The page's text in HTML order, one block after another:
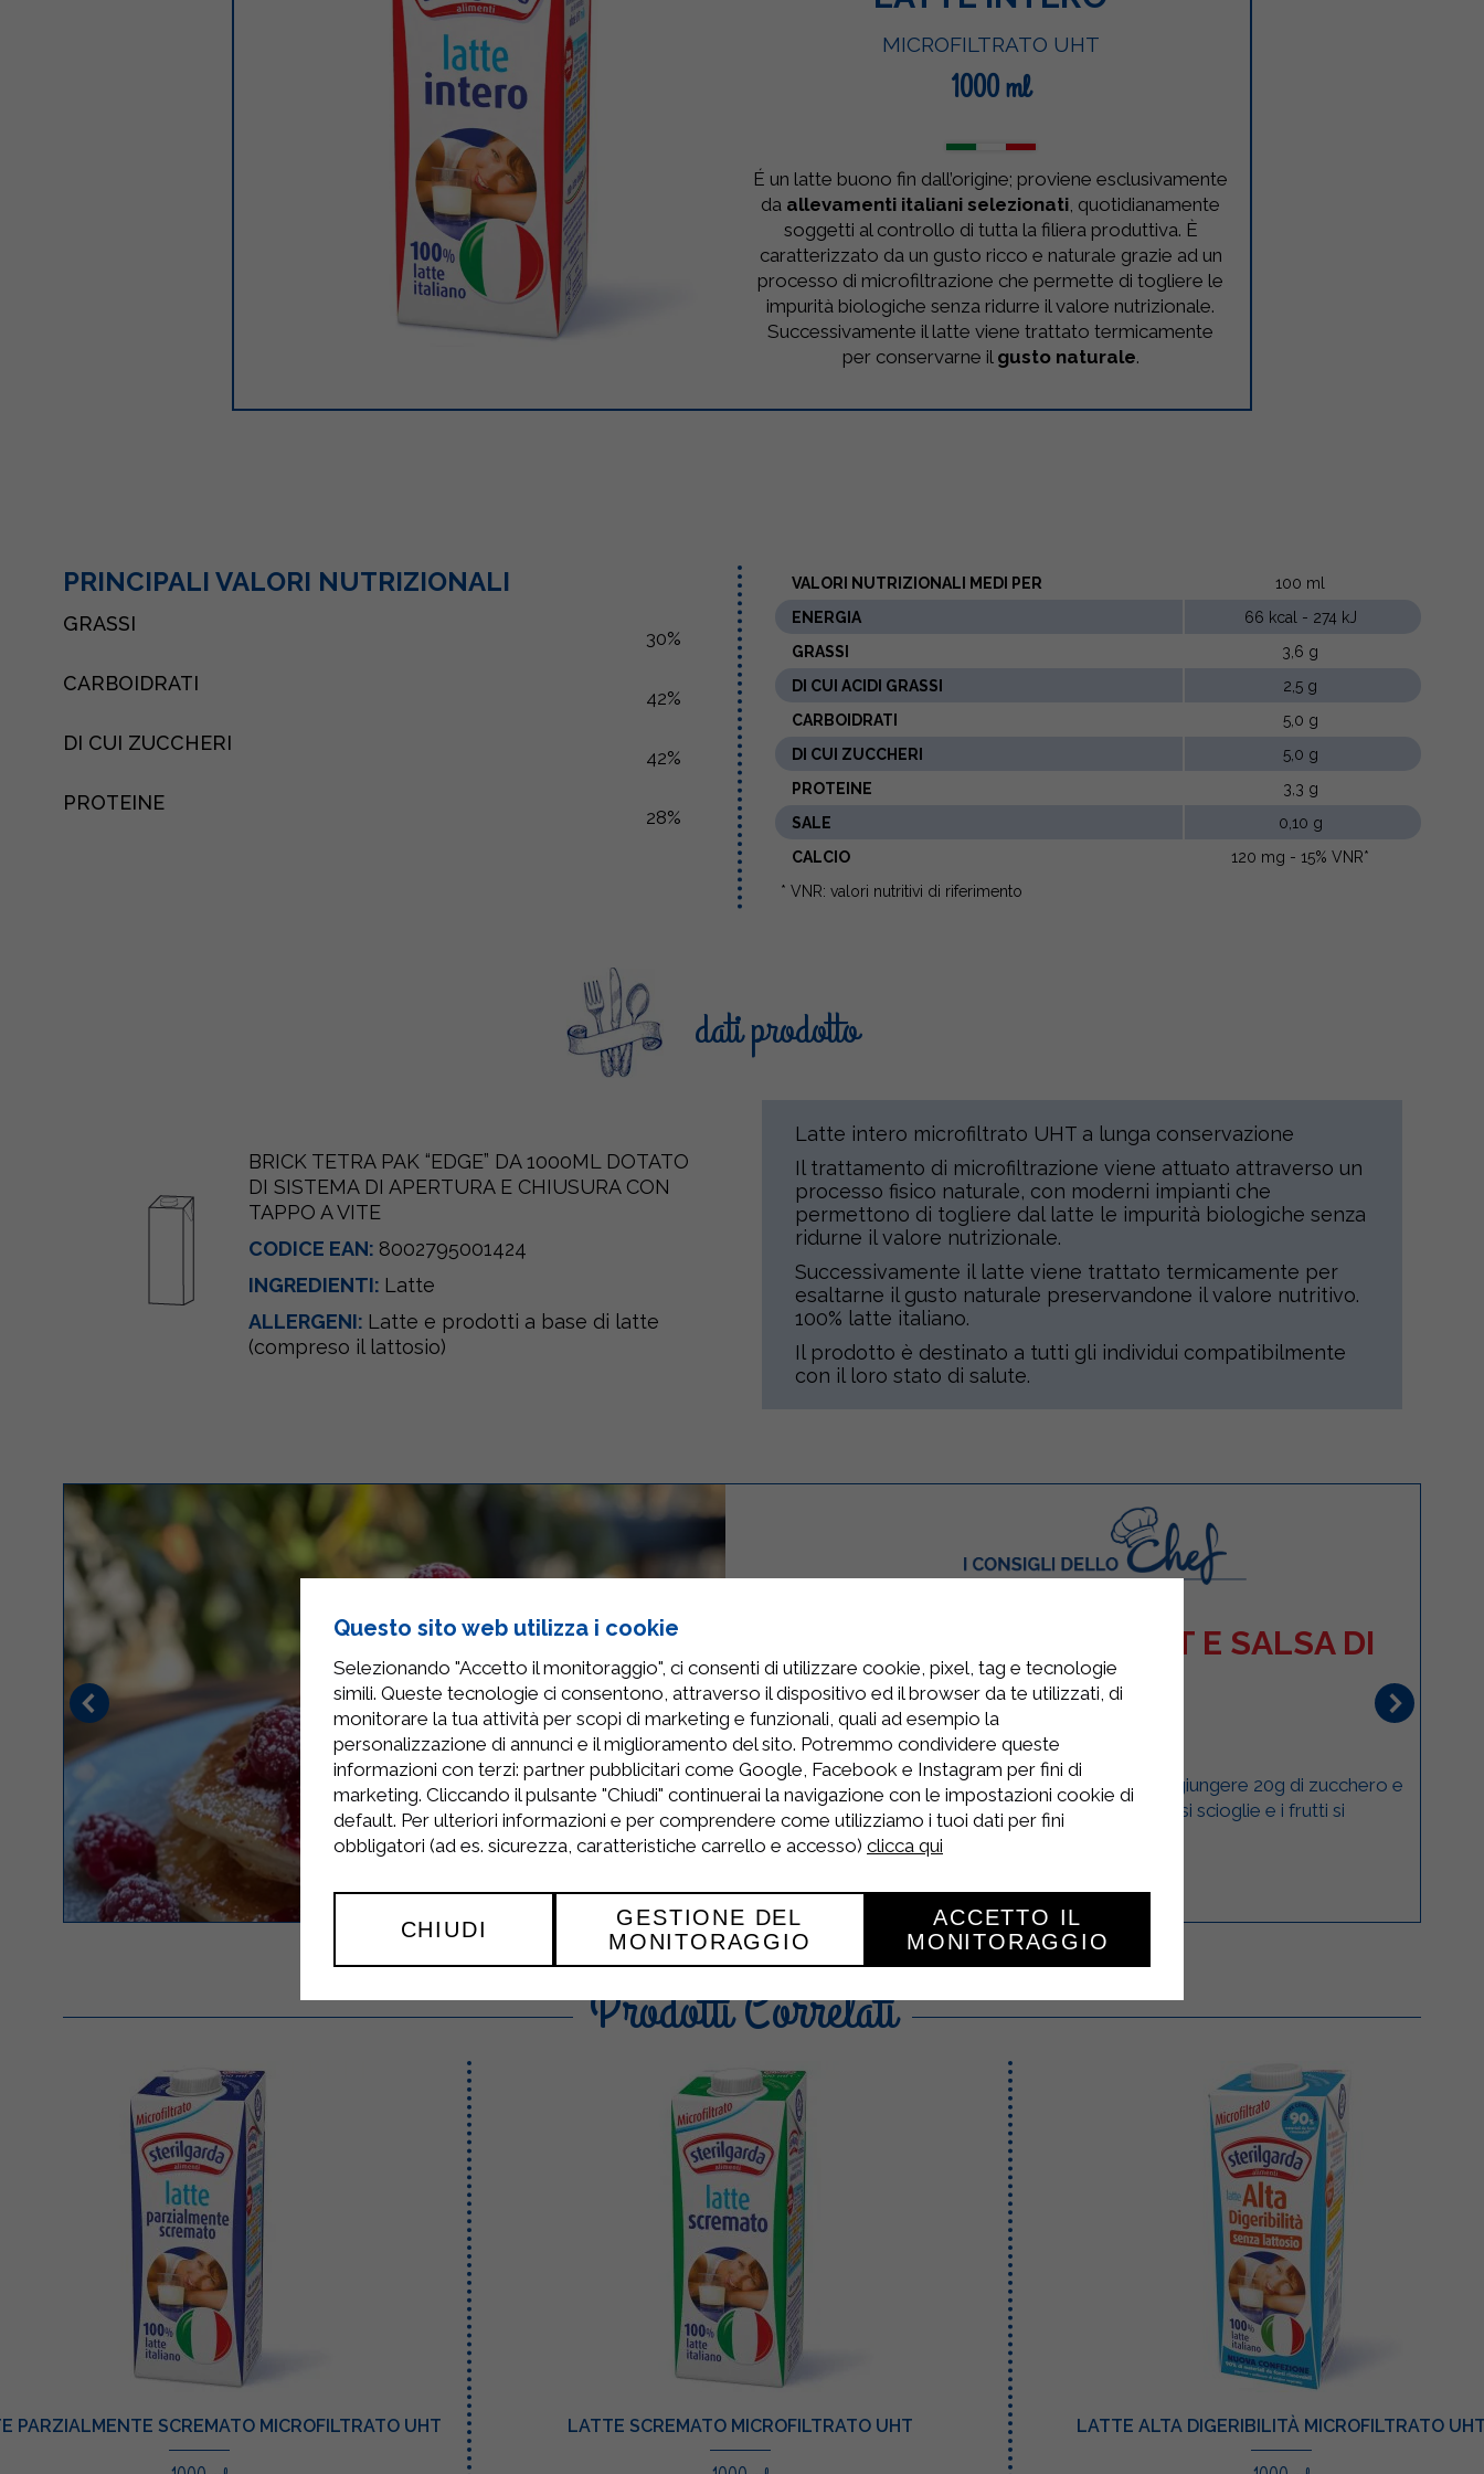
MICROFILTRATO UHT
1000 ml
É un latte buono fin dall’origine; proviene esclusivamente
da allevamenti italiani selezionati, quotidianamente
soggetti al controllo di tutta la filiera produttiva. È
caratterizzato da un gusto ricco e naturale grazie ad un
processo di microfiltrazione che permette di togliere le
impurità biologiche senza ridurre il valore nutrizionale.
Successivamente il latte viene trattato termicamente
per conservarne il gusto naturale.
PRINCIPALI VALORI NUTRIZIONALI
GRASSI
30%
CARBOIDRATI
42%
DI CUI ZUCCHERI
42%
PROTEINE
28%
VALORI NUTRIZIONALI MEDI PER
100 ml
ENERGIA
66 kcal - 274 kJ
GRASSI
3,6 g
DI CUI ACIDI GRASSI
2,5 g
CARBOIDRATI
5,0 g
DI CUI ZUCCHERI
5,0 g
PROTEINE
3,3 g
SALE
0,10 g
CALCIO
120 mg - 15% VNR*
* VNR: valori nutritivi di riferimento
dati prodotto
BRICK TETRA PAK “EDGE” DA 1000ML DOTATO
DI SISTEMA DI APERTURA E CHIUSURA CON
TAPPO A VITE
CODICE EAN: 8002795001424
INGREDIENTI: Latte
ALLERGENI: Latte e prodotti a base di latte
(compreso il lattosio)
Latte intero microfiltrato UHT a lunga conservazione
Il trattamento di microfiltrazione viene attuato attraverso un
processo fisico naturale, con moderni impianti che
permettono di togliere dal latte le impurità biologiche senza
ridurne il valore nutrizionale.
Successivamente il latte viene trattato termicamente per
esaltarne il gusto naturale preservandone il valore nutritivo.
100% latte italiano.
Il prodotto è destinato a tutti gli individui compatibilmente
con il loro stato di salute.
PANCAKE ALLO YOGURT E SALSA DI
LAMPONI
Per la salsa versare i lamponi in un pentolino, aggiungere 20g di zucchero e
cuocere mescolando finché lo zucchero si scioglie e i frutti si
ammorbidiscono. ...
Prodotti Correlati
PARZIALMENTE SCREMATO MICROFILTRATO UHT LATTE SCREMATO MICROFILTRATO UHT LATTE ALTA DIGERIBILITÀ MICROFILTRATO
Questo sito web utilizza i cookie
Selezionando "Accetto il monitoraggio", ci consenti di utilizzare cookie, pixel, tag e tecnologie
simili. Queste tecnologie ci consentono, attraverso il dispositivo ed il browser da te utilizzati, di
monitorare la tua attività per scopi di marketing e funzionali, quali ad esempio la
personalizzazione di annunci e il miglioramento del sito. Potremmo condividere queste
informazioni con terzi: partner pubblicitari come Google, Facebook e Instagram per fini di
marketing. Cliccando il pulsante "Chiudi" continuerai la navigazione con le impostazioni cookie di
default. Per ulteriori informazioni e per comprendere come utilizziamo i tuoi dati per fini
obbligatori (ad es. sicurezza, caratteristiche carrello e accesso) clicca qui
CHIUDI
GESTIONE DEL
MONITORAGGIO
ACCETTO IL
MONITORAGGIO